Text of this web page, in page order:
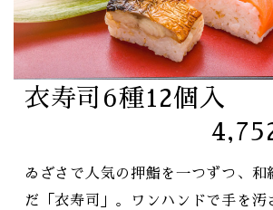
衣寿司6種12個入
ゐざさで人気の押鮨を一つずつ、和
だ「衣寿司」。ワンハンドで手を汚